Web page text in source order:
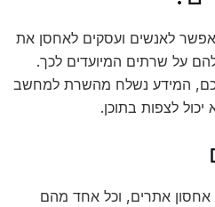
לאנשים ועסקים לאחסן את
על שרתים המיועדים לכך.
המידע נשלח מהשרת למחשב
יכול לצפות בתוכן.
אחסון אתרים, וכל אחד מהם